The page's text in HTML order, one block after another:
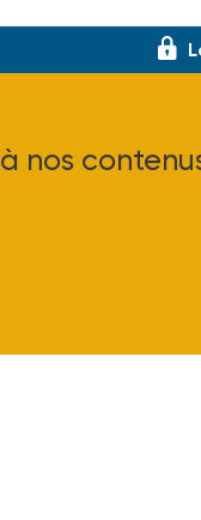
à nos